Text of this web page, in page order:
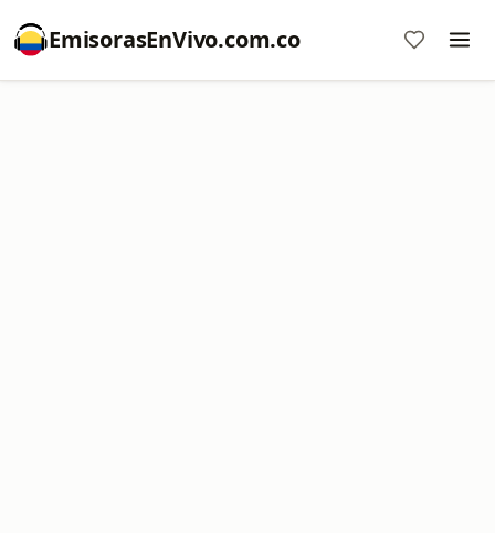
EmisorasEnVivo.com.co